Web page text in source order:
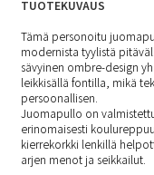
TUOTEKUVAUS
Tämä personoitu
modernista tyylistä
sävyinen ombre-design
leikkisällä fontilla, mikä
persoonallisen.
Juomapullo on
erinomaisesti
kierrekorkki lenkillä
arjen menot ja seikkailut.